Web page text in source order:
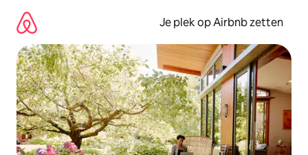
direct
naar
inhoud
Je plek op Airbnb zetten